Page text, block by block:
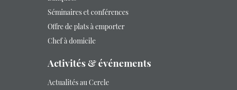
Séminaires et conférences
Offre de plats à emporter
Chef à domicile
Activités & événements
Actualités au Cercle